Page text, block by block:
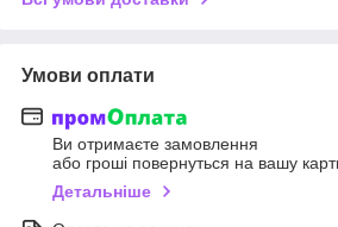
Умови оплати
Ви отримаєте замовлення
або гроші повернуться на вашу
Детальніше